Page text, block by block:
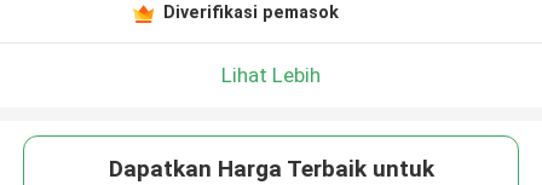
Diverifikasi pemasok
Lihat Lebih
Dapatkan Harga Terbaik untuk